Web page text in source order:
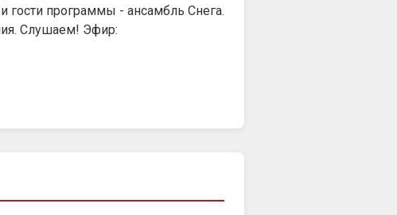
гости программы - ансамбль Снега.
Слушаем! Эфир: